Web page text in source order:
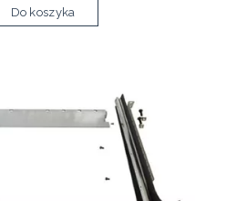
Do koszyka